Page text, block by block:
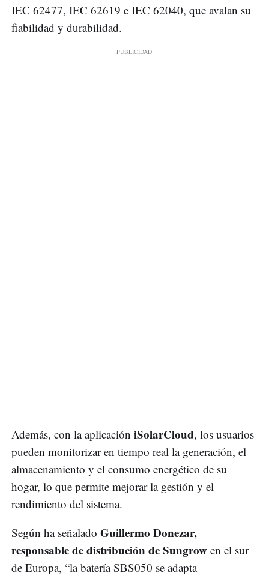
IEC 62477, IEC 62619 e IEC 62040, que avalan su
fiabilidad y durabilidad.
Además, con la aplicación iSolarCloud, los usuarios
pueden monitorizar en tiempo real la generación, el
almacenamiento y el consumo energético de su
hogar, lo que permite mejorar la gestión y el
rendimiento del sistema.
Según ha señalado Guillermo Donezar,
responsable de distribución de Sungrow en el sur
de Europa, “la batería SBS050 se adapta